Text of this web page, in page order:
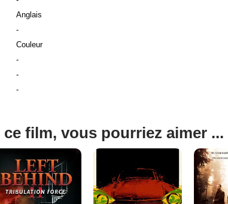
Anglais
-
Couleur
-
-
-
film, vous pourriez aimer ...